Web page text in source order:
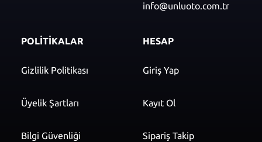
info@unluoto.com.tr
POLİTİKALAR
Gizlilik Politikası
Üyelik Şartları
Bilgi Güvenliği
HESAP
Giriş Yap
Kayıt Ol
Sipariş Takip